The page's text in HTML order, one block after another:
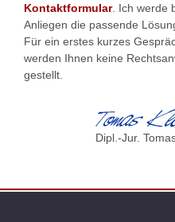
Kontaktformular. Ich werde
Anliegen die passende
Für ein erstes kurzes
werden Ihnen keine
gestellt.
Dipl.-Jur.